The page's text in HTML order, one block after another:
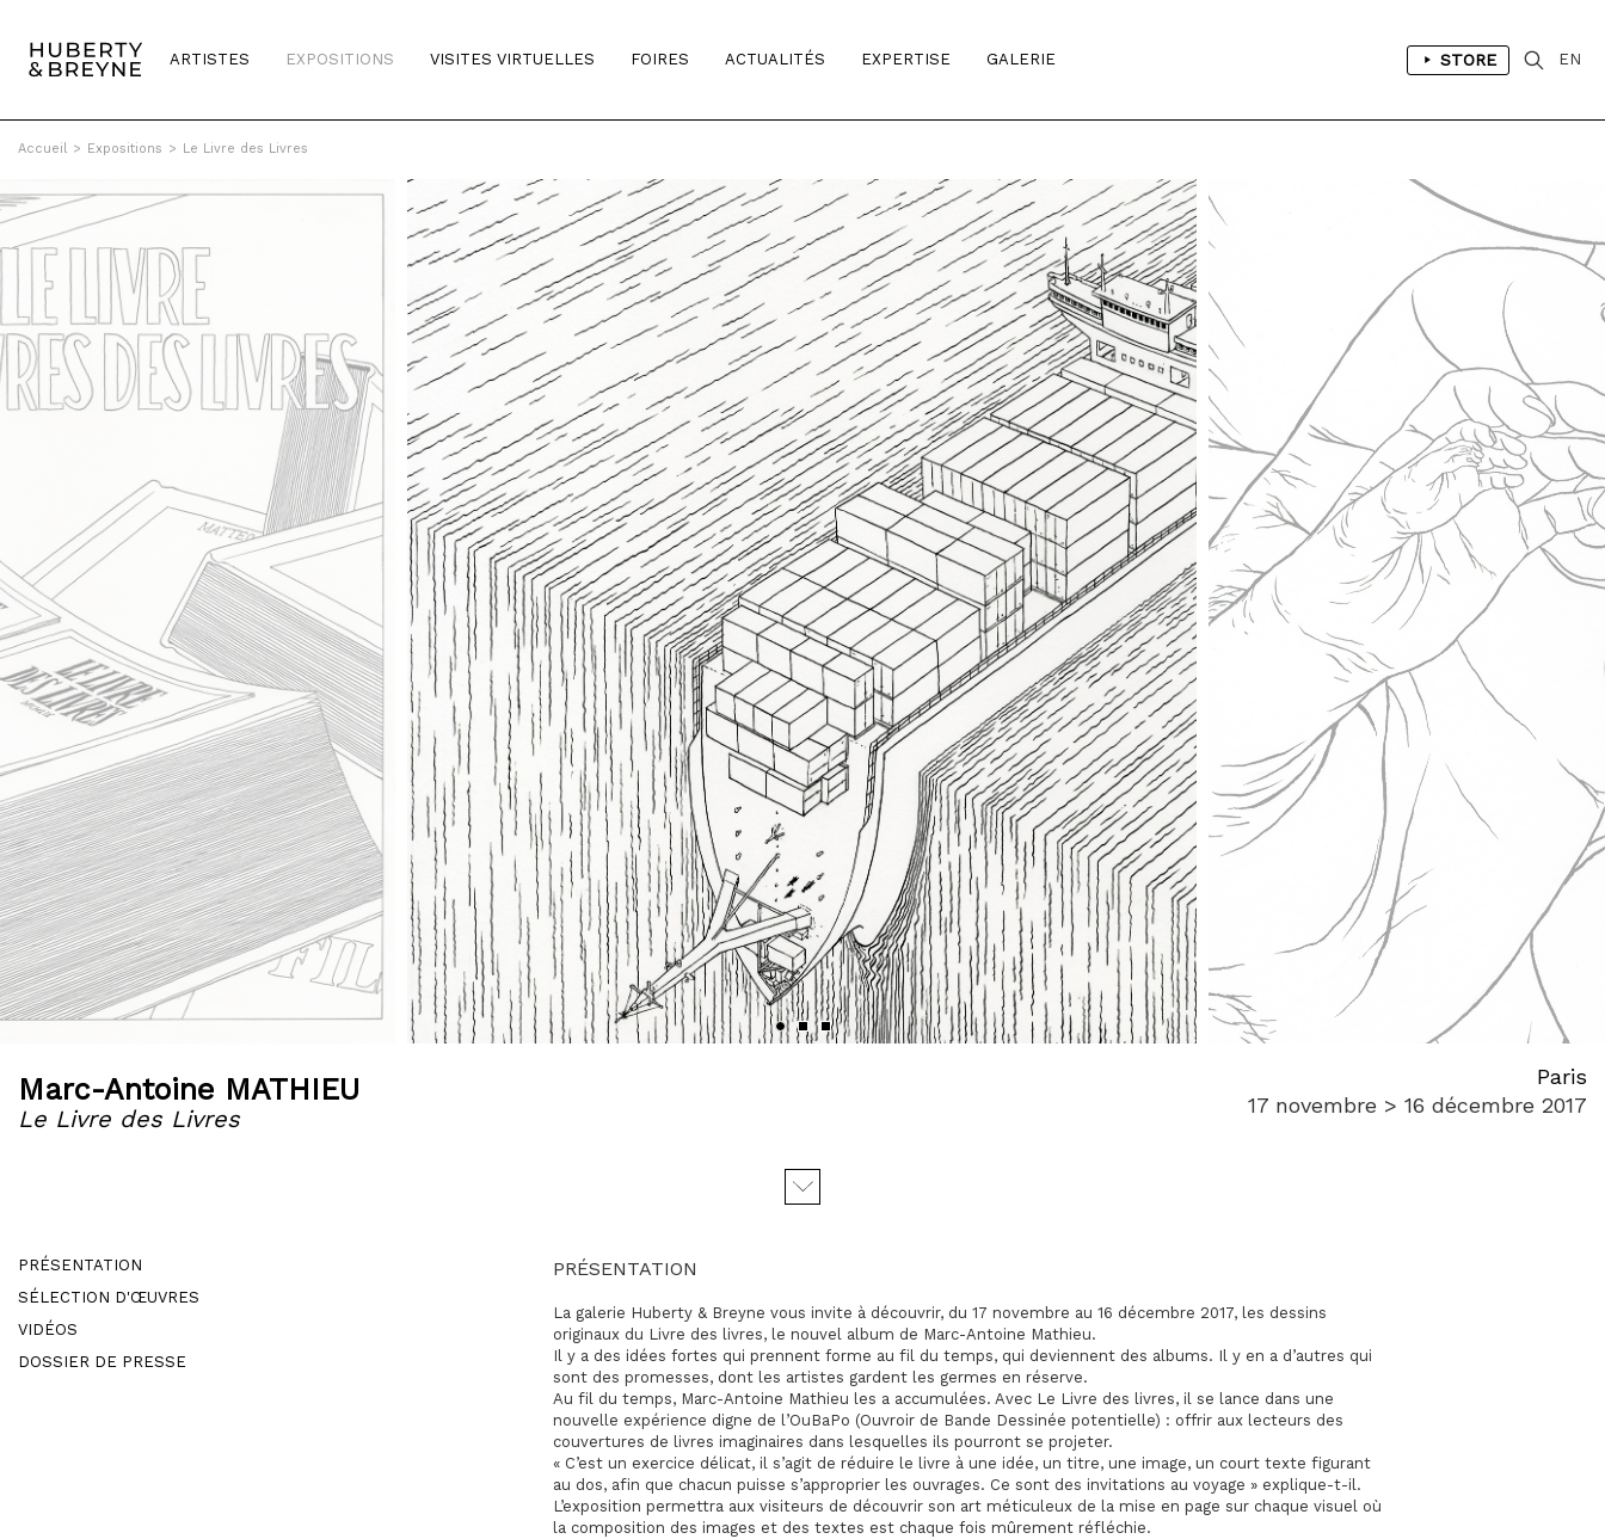
ARTISTES EXPOSITIONS VISITES VIRTUELLES FOIRES ACTUALITÉS EXPERTISE GALERIE STORE EN
Accueil > Expositions > Le Livre des Livres
Paris
17 novembre > 16 décembre 2017
Marc-Antoine MATHIEU
Le Livre des Livres
PRÉSENTATION
SÉLECTION D'ŒUVRES
VIDÉOS
DOSSIER DE PRESSE
PRÉSENTATION
La galerie Huberty & Breyne vous invite à découvrir, du 17 novembre au 16 décembre 2017, les dessins
originaux du Livre des livres, le nouvel album de Marc-Antoine Mathieu.
Il y a des idées fortes qui prennent forme au fil du temps, qui deviennent des albums. Il y en a d’autres qui
sont des promesses, dont les artistes gardent les germes en réserve.
Au fil du temps, Marc-Antoine Mathieu les a accumulées. Avec Le Livre des livres, il se lance dans une
nouvelle expérience digne de l’OuBaPo (Ouvroir de Bande Dessinée potentielle) : offrir aux lecteurs des
couvertures de livres imaginaires dans lesquelles ils pourront se projeter.
« C’est un exercice délicat, il s’agit de réduire le livre à une idée, un titre, une image, un court texte figurant
au dos, afin que chacun puisse s’approprier les ouvrages. Ce sont des invitations au voyage » explique-t-il.
L’exposition permettra aux visiteurs de découvrir son art méticuleux de la mise en page sur chaque visuel où
la composition des images et des textes est chaque fois mûrement réfléchie.